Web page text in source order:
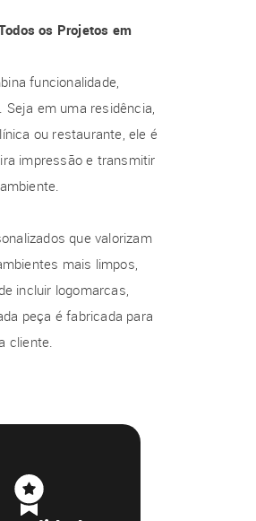
os Projetos em
funcionalidade,
em uma residência,
ou restaurante, ele é
impressão e transmitir
que valorizam
mais limpos,
incluir logomarcas,
peça é fabricada para
cliente.